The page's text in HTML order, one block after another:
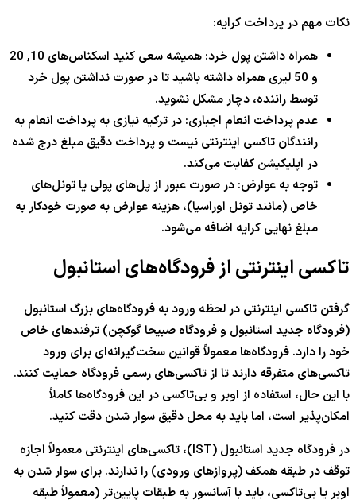
نکات مهم در پرداخت کرایه:
همراه داشتن پول خرد: همیشه سعی کنید اسکناس‌های 10, 20
و 50 لیری همراه داشته باشید تا در صورت نداشتن پول خرد
توسط راننده، دچار مشکل نشوید.
عدم پرداخت انعام اجباری: در ترکیه نیازی به پرداخت انعام به
رانندگان تاکسی اینترنتی نیست و پرداخت دقیق مبلغ درج شده
در اپلیکیشن کفایت می‌کند.
توجه به عوارض: در صورت عبور از پل‌های پولی یا تونل‌های
خاص (مانند تونل اوراسیا)، هزینه عوارض به صورت خودکار به
مبلغ نهایی کرایه اضافه می‌شود.
تاکسی اینترنتی از فرودگاه‌های استانبول
گرفتن تاکسی اینترنتی در لحظه ورود به فرودگاه‌های بزرگ استانبول
(فرودگاه جدید استانبول و فرودگاه صبیحا گوکچن) ترفندهای خاص
خود را دارد. فرودگاه‌ها معمولاً قوانین سخت‌گیرانه‌ای برای ورود
تاکسی‌های متفرقه دارند تا از تاکسی‌های رسمی فرودگاه حمایت کنند.
با این حال، استفاده از اوبر و بی‌تاکسی در این فرودگاه‌ها کاملاً
امکان‌پذیر است، اما باید به محل دقیق سوار شدن دقت کنید.
در فرودگاه جدید استانبول (IST)، تاکسی‌های اینترنتی معمولاً اجازه
توقف در طبقه همکف (پروازهای ورودی) را ندارند. برای سوار شدن به
اوبر یا بی‌تاکسی، باید با آسانسور به طبقات پایین‌تر (معمولاً طبقه